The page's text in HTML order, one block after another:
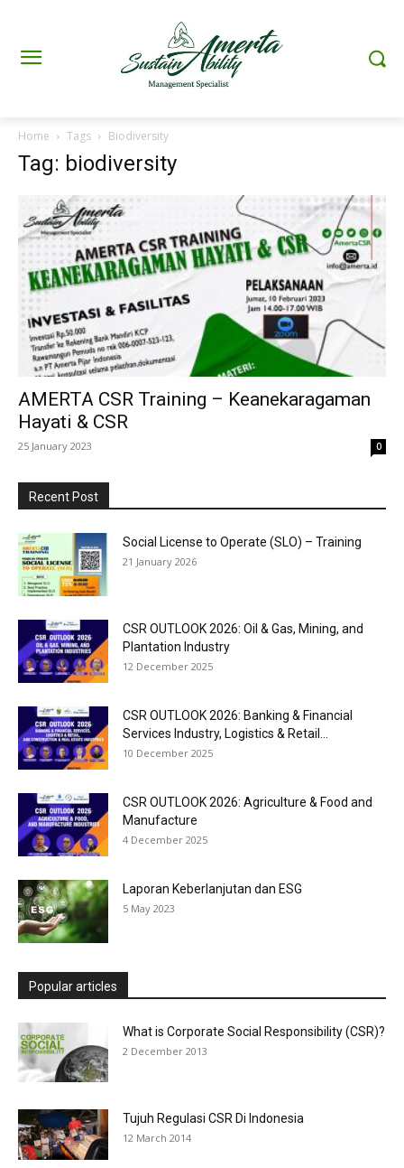
Home Tags Biodiversity
Tag: biodiversity
AMERTA CSR Training – Keanekaragaman
Hayati & CSR
25 January 2023 0
Recent Post
Social License to Operate (SLO) – Training
21 January 2026
CSR OUTLOOK 2026: Oil & Gas, Mining, and
Plantation Industry
12 December 2025
CSR OUTLOOK 2026: Banking & Financial
Services Industry, Logistics & Retail...
10 December 2025
CSR OUTLOOK 2026: Agriculture & Food and
Manufacture
4 December 2025
Laporan Keberlanjutan dan ESG
5 May 2023
Popular articles
What is Corporate Social Responsibility (CSR)?
2 December 2013
Tujuh Regulasi CSR Di Indonesia
12 March 2014